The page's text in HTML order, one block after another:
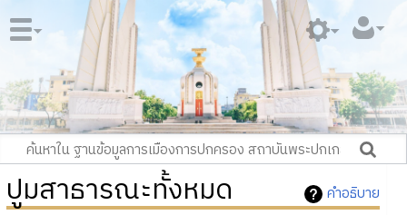
คำอธิบาย
ปูมสาธารณะทั้งหมด